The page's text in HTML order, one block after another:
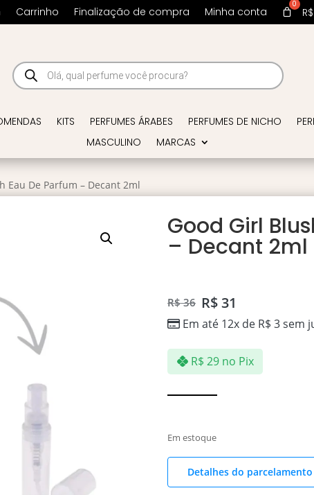
Carrinho Finalização de compra Minha conta R$
Pesquisar
produtos
KITS PERFUMES ÁRABES PERFUMES DE NICHO
MASCULINO
MARCAS
Eau De Parfum – Decant 2ml
Good Girl
– Decant 2ml
R$36 R$31
Em até 12x de R$ 3sem
R$ 29 no Pix
Em estoque
Detalhes do parcelamento